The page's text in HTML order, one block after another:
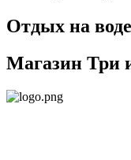
Отдых на воде
Магазин Три